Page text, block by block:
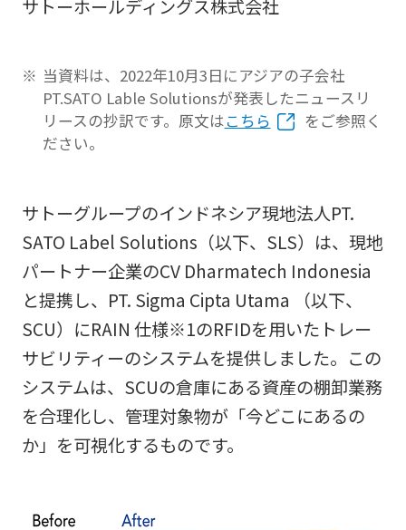
サトーホールディングス株式会社
当資料は、2022年10月3日にアジアの子会社
PT.SATO Lable Solutionsが発表したニュースリ
リースの抄訳です。原文はこちら
をご参照く
ださい。
サトーグループのインドネシア現地法人PT.
SATO Label Solutions（以下、SLS）は、現地
パートナー企業のCV Dharmatech Indonesia
と提携し、PT. Sigma Cipta Utama （以下、
SCU）にRAIN 仕様※1のRFIDを用いたトレー
サビリティーのシステムを提供しました。この
システムは、SCUの倉庫にある資産の棚卸業務
を合理化し、管理対象物が「今どこにあるの
か」を可視化するものです。